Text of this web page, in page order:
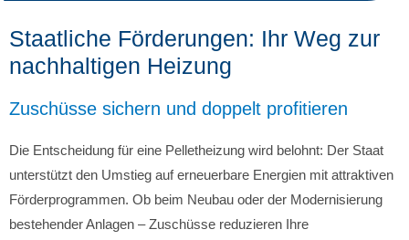
Staatliche Förderungen: Ihr Weg zur
nachhaltigen Heizung
Zuschüsse sichern und doppelt profitieren
Die Entscheidung für eine Pelletheizung wird belohnt: Der Staat
unterstützt den Umstieg auf erneuerbare Energien mit attraktiven
Förderprogrammen. Ob beim Neubau oder der Modernisierung
bestehender Anlagen – Zuschüsse reduzieren Ihre